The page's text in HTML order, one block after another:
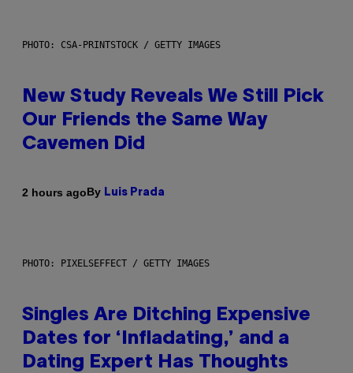
PHOTO: CSA-PRINTSTOCK / GETTY IMAGES
New Study Reveals We Still Pick
Our Friends the Same Way
Cavemen Did
2 hours agoBy Luis Prada
PHOTO: PIXELSEFFECT / GETTY IMAGES
Singles Are Ditching Expensive
Dates for ‘Infladating,’ and a
Dating Expert Has Thoughts